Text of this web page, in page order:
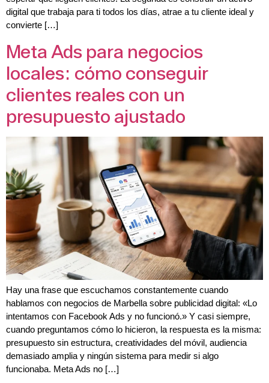
digital que trabaja para ti todos los días, atrae a tu cliente ideal y
convierte […]
Meta Ads para negocios
locales: cómo conseguir
clientes reales con un
presupuesto ajustado
Hay una frase que escuchamos constantemente cuando
hablamos con negocios de Marbella sobre publicidad digital: «Lo
intentamos con Facebook Ads y no funcionó.» Y casi siempre,
cuando preguntamos cómo lo hicieron, la respuesta es la misma:
presupuesto sin estructura, creatividades del móvil, audiencia
demasiado amplia y ningún sistema para medir si algo
funcionaba. Meta Ads no […]